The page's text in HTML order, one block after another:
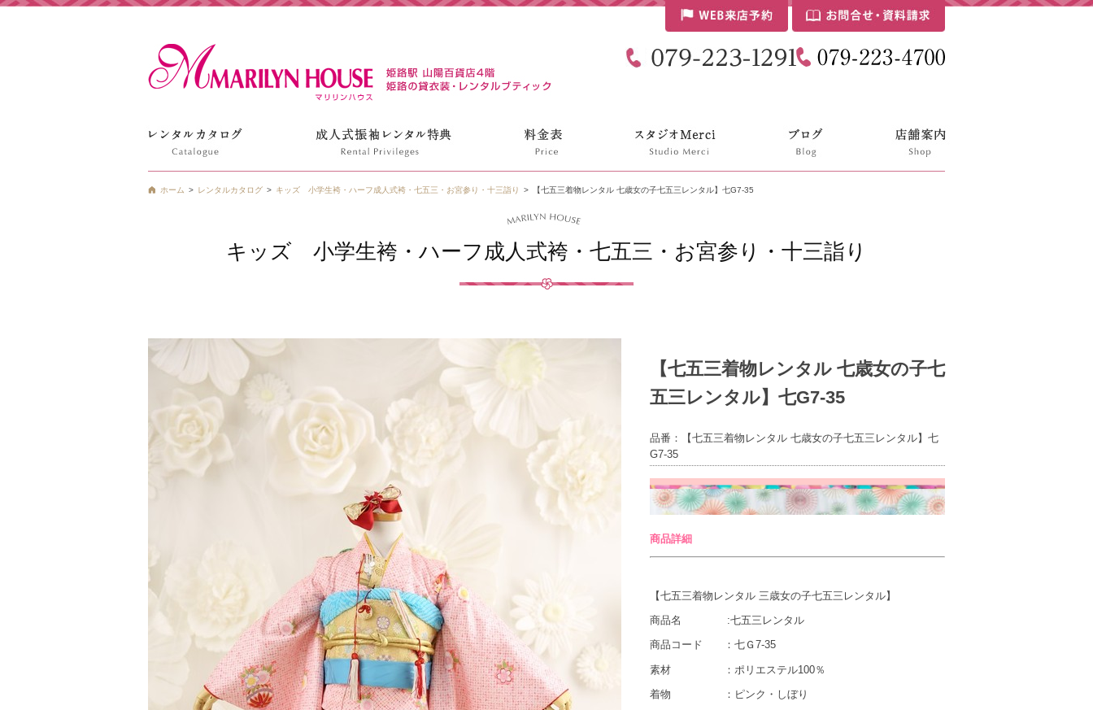
ホーム レンタルカタログ キッズ 小学生袴・ハーフ成人式袴・七五三・お宮参り・十三詣り 【七五三着物レンタル 七歳女の子七五三レンタル】七G7-35
キッズ 小学生袴・ハーフ成人式袴・七五三・お宮参り・十三詣り
【七五三着物レンタル 七歳女の子七
五三レンタル】七G7-35
品番：【七五三着物レンタル 七歳女の子七五三レンタル】七
G7-35
商品詳細
【七五三着物レンタル 三歳女の子七五三レンタル】
商品名 :七五三レンタル
商品コード ：七Ｇ7-35
素材 ：ポリエステル100％
着物 ：ピンク・しぼり